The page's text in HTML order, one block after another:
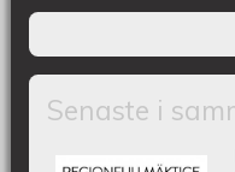
Senaste i